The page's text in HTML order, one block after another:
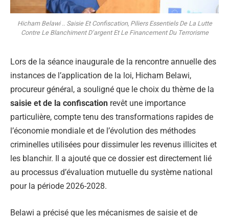
Hicham Belawi .. Saisie Et Confiscation, Piliers Essentiels De La Lutte
Contre Le Blanchiment D’argent Et Le Financement Du Terrorisme
Lors de la séance inaugurale de la rencontre annuelle des
instances de l’application de la loi, Hicham Belawi,
procureur général, a souligné que le choix du thème de la
saisie et de la confiscation revêt une importance
particulière, compte tenu des transformations rapides de
l’économie mondiale et de l’évolution des méthodes
criminelles utilisées pour dissimuler les revenus illicites et
les blanchir. Il a ajouté que ce dossier est directement lié
au processus d’évaluation mutuelle du système national
pour la période 2026-2028.
Belawi a précisé que les mécanismes de saisie et de